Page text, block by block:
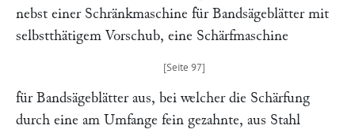
nebst einer Schränkmaschine für Bandsägeblätter mit
selbstthätigem Vorschub, eine Schärfmaschine
für Bandsägeblätter aus, bei welcher die Schärfung
durch eine am Umfange fein gezahnte, aus Stahl